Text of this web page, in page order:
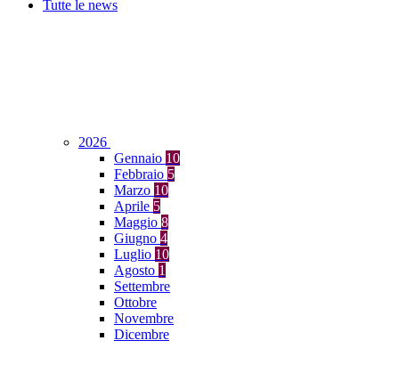
Tutte le news
2026
Gennaio 10
Febbraio 5
Marzo 10
Aprile 5
Maggio 8
Giugno 4
Luglio 10
Agosto 1
Settembre
Ottobre
Novembre
Dicembre